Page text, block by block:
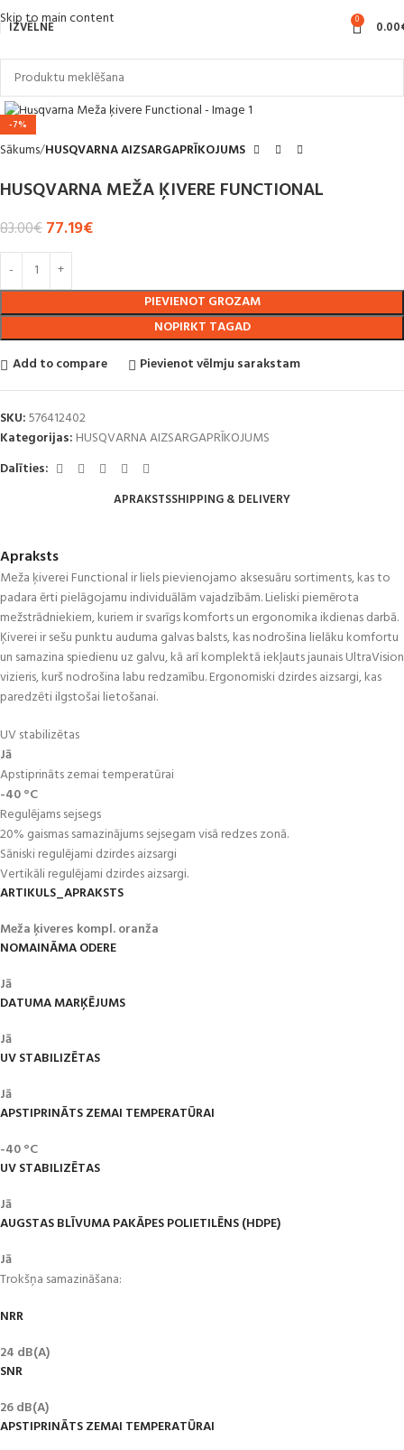
Skip to main content
IZVĒLNE 0 0.00
-7%
Sākums HUSQVARNA AIZSARGAPRĪKOJUMS
HUSQVARNA MEŽA ĶIVERE FUNCTIONAL
83.00€77.19€
PIEVIENOT GROZAM
NOPIRKT TAGAD
Add to compare
Pievienot vēlmju sarakstam
SKU:576412402
Kategorijas: HUSQVARNA AIZSARGAPRĪKOJUMS
Dalīties:
APRAKSTSSHIPPING & DELIVERY
Apraksts
Meža ķiverei Functional ir liels pievienojamo aksesuāru sortiments, kas to
padara ērti pielāgojamu individuālām vajadzībām. Lieliski piemērota
mežstrādniekiem, kuriem ir svarīgs komforts un ergonomika ikdienas darbā.
Ķiverei ir sešu punktu auduma galvas balsts, kas nodrošina lielāku komfortu
un samazina spiedienu uz galvu, kā arī komplektā iekļauts jaunais UltraVision
vizieris, kurš nodrošina labu redzamību. Ergonomiski dzirdes aizsargi, kas
paredzēti ilgstošai lietošanai.
UV stabilizētas
Jā
Apstiprināts zemai temperatūrai
-40 °C
Regulējams sejsegs
20% gaismas samazinājums sejsegam visā redzes zonā.
Sāniski regulējami dzirdes aizsargi
Vertikāli regulējami dzirdes aizsargi.
ARTIKULS_APRAKSTS
Meža ķiveres kompl. oranža
NOMAINĀMA ODERE
Jā
DATUMA MARĶĒJUMS
Jā
UV STABILIZĒTAS
Jā
APSTIPRINĀTS ZEMAI TEMPERATŪRAI
-40 °C
UV STABILIZĒTAS
Jā
AUGSTAS BLĪVUMA PAKĀPES POLIETILĒNS (HDPE)
Jā
Trokšņa samazināšana:
NRR
24 dB(A)
SNR
26 dB(A)
APSTIPRINĀTS ZEMAI TEMPERATŪRAI